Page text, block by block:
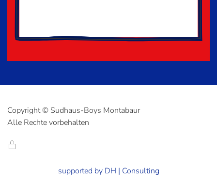
Copyright © Sudhaus-Boys Montabaur
Alle Rechte vorbehalten
supported by DH | Consulting